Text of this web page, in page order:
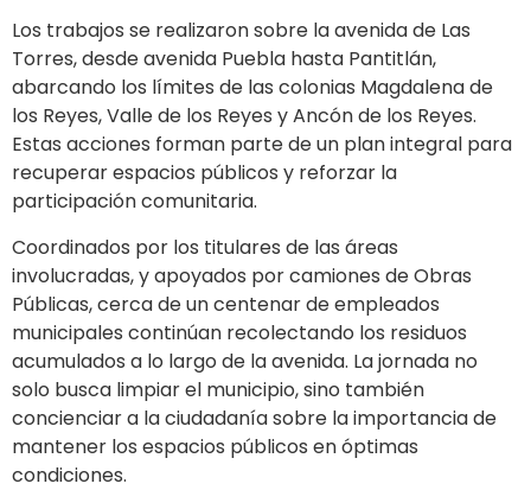
Los trabajos se realizaron sobre la avenida de Las
Torres, desde avenida Puebla hasta Pantitlán,
abarcando los límites de las colonias Magdalena de
los Reyes, Valle de los Reyes y Ancón de los Reyes.
Estas acciones forman parte de un plan integral para
recuperar espacios públicos y reforzar la
participación comunitaria.
Coordinados por los titulares de las áreas
involucradas, y apoyados por camiones de Obras
Públicas, cerca de un centenar de empleados
municipales continúan recolectando los residuos
acumulados a lo largo de la avenida. La jornada no
solo busca limpiar el municipio, sino también
concienciar a la ciudadanía sobre la importancia de
mantener los espacios públicos en óptimas
condiciones.